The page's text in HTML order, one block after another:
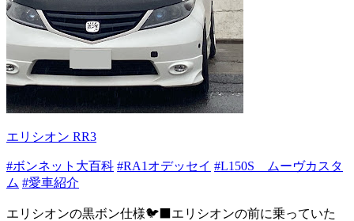
エリシオン RR3
#ボンネット大百科 #RA1オデッセイ #L150S ムーヴカスタ
ム #愛車紹介
エリシオンの黒ボン仕様🐦‍⬛エリシオンの前に乗っていた